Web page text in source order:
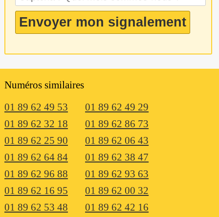
Numéros similaires
01 89 62 49 53
01 89 62 49 29
01 89 62 32 18
01 89 62 86 73
01 89 62 25 90
01 89 62 06 43
01 89 62 64 84
01 89 62 38 47
01 89 62 96 88
01 89 62 93 63
01 89 62 16 95
01 89 62 00 32
01 89 62 53 48
01 89 62 42 16